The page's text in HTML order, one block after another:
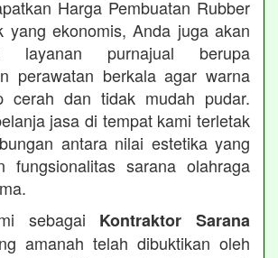
Harga Pembuatan Rubber
yang ekonomis, Anda juga akan
layanan purnajual berupa
perawatan berkala agar warna
cerah dan tidak mudah pudar.
jasa di tempat kami terletak
antara nilai estetika yang
fungsionalitas sarana olahraga
sebagai Kontraktor Sarana
amanah telah dibuktikan oleh